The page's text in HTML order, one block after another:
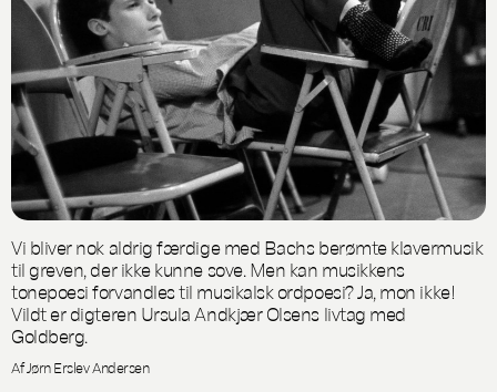
Vi bliver nok aldrig færdige med Bachs berømte klavermusik
til greven, der ikke kunne sove. Men kan musikkens
tonepoesi forvandles til musikalsk ordpoesi? Ja, mon ikke!
Vildt er digteren Ursula Andkjær Olsens livtag med
Goldberg.
Af Jørn Erslev Andersen